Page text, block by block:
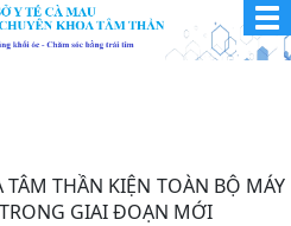
TÂM THẦN KIỆN TOÀN BỘ MÁY
GIAI ĐOẠN MỚI